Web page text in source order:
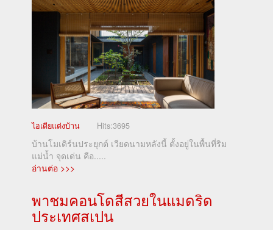
ไอเดียแต่งบ้าน Hits:3695
บ้านโมเดิร์นประยุกต์ เวียดนามหลังนี้ ตั้งอยู่ในพื้นที่ริม
แม่น้ำ จุดเด่น คือ.....
อ่านต่อ >>>
พาชมคอนโดสีสวยในแมดริด
ประเทศสเปน